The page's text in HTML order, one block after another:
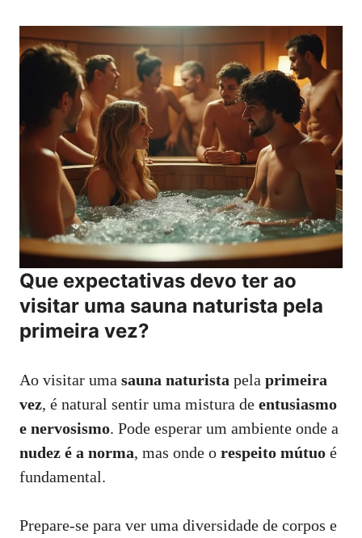
Que expectativas devo ter ao
visitar uma sauna naturista pela
primeira vez?
Ao visitar uma sauna naturista pela primeira
vez, é natural sentir uma mistura de entusiasmo
e nervosismo. Pode esperar um ambiente onde a
nudez é a norma, mas onde o respeito mútuo é
fundamental.
Prepare-se para ver uma diversidade de corpos e